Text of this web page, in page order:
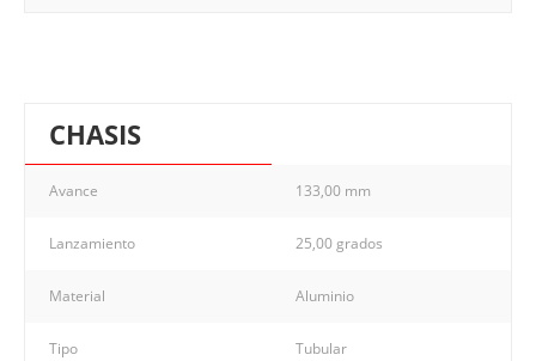
CHASIS
Avance 133,00 mm
Lanzamiento 25,00 grados
Material Aluminio
Tipo Tubular